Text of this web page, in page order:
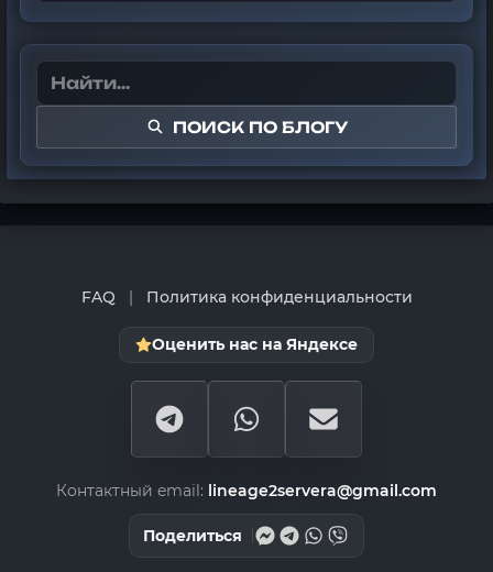
ПОИСК ПО БЛОГУ
FAQ | Политика конфиденциальности
Оценить нас на Яндексе
Контактный email: lineage2servera@gmail.com
Поделиться